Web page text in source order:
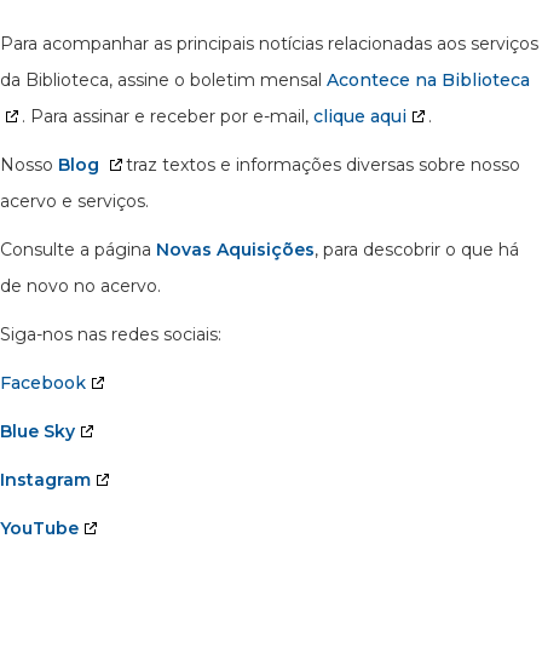
Para acompanhar as principais notícias relacionadas aos serviços
da Biblioteca, assine o boletim mensal Acontece na Biblioteca
. Para assinar e receber por e-mail, clique aqui .
Nosso Blog
traz textos e informações diversas sobre nosso
acervo e serviços.
Consulte a página Novas Aquisições, para descobrir o que há
de novo no acervo.
Siga-nos nas redes sociais:
Facebook
Blue Sky
Instagram
YouTube